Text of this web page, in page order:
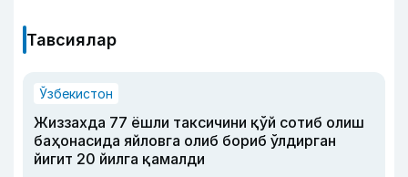
Тавсиялар
Ўзбекистон
Жиззахда 77 ёшли таксичини қўй сотиб олиш
баҳонасида яйловга олиб бориб ўлдирган
йигит 20 йилга қамалди